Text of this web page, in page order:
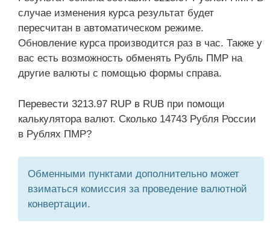
случае изменения курса результат будет
пересчитан в автоматическом режиме.
Обновление курса производится раз в час. Также у
вас есть возможность обменять Рубль ПМР на
другие валюты с помощью формы справа.
Перевести 3213.97 RUP в RUB при помощи
калькулятора валют. Сколько 14743 Рубля России
в Рублях ПМР?
Обменными пунктами дополнительно может
взиматься комиссия за проведение валютной
конвертации.